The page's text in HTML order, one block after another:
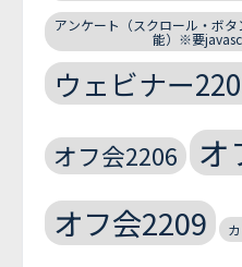
アンケート（スクロール・ボ
能）※要
ウェビナー
オフ会2206 オ
オフ会2209